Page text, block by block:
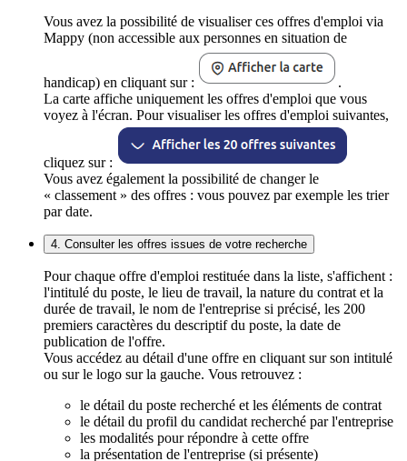
Vous avez la possibilité de visualiser ces offres d'emploi via
Mappy (non accessible aux personnes en situation de
handicap) en cliquant sur :
.
La carte affiche uniquement les offres d'emploi que vous
voyez à l'écran. Pour visualiser les offres d'emploi suivantes,
cliquez sur :
Vous avez également la possibilité de changer le
« classement » des offres : vous pouvez par exemple les trier
par date.
4. Consulter les offres issues de votre recherche
Pour chaque offre d'emploi restituée dans la liste, s'affichent :
l'intitulé du poste, le lieu de travail, la nature du contrat et la
durée de travail, le nom de l'entreprise si précisé, les 200
premiers caractères du descriptif du poste, la date de
publication de l'offre.
Vous accédez au détail d'une offre en cliquant sur son intitulé
ou sur le logo sur la gauche. Vous retrouvez :
le détail du poste recherché et les éléments de contrat
le détail du profil du candidat recherché par l'entreprise
les modalités pour répondre à cette offre
la présentation de l'entreprise (si présente)